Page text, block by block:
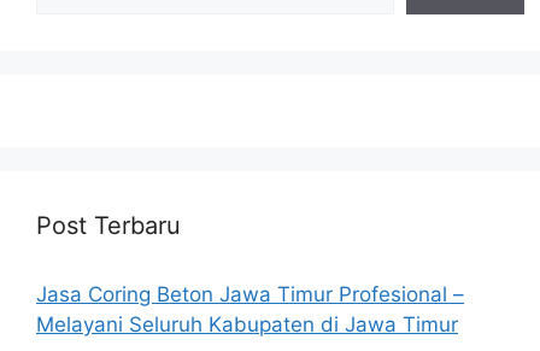
Post Terbaru
Jasa Coring Beton Jawa Timur Profesional –
Melayani Seluruh Kabupaten di Jawa Timur